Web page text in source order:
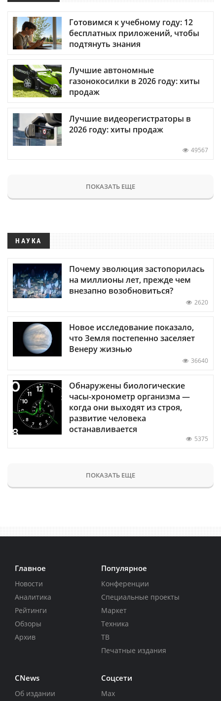
Готовимся к учебному году: 12
бесплатных приложений, чтобы
подтянуть знания
Лучшие автономные
газонокосилки в 2026 году: хиты
продаж
Лучшие видеорегистраторы в
2026 году: хиты продаж
49567
ПОКАЗАТЬ ЕЩЕ
НАУКА
Почему эволюция застопорилась
на миллионы лет, прежде чем
внезапно возобновиться?
2620
Новое исследование показало,
что Земля постепенно заселяет
Венеру жизнью
36640
Обнаружены биологические
часы-хронометр организма —
когда они выходят из строя,
развитие человека
останавливается
5375
ПОКАЗАТЬ ЕЩЕ
Главное
Новости
Аналитика
Рейтинги
Обзоры
Архив
Популярное
Конференции
Специальные проекты
Маркет
Техника
ТВ
Печатные издания
CNews
Об издании
Соцсети
Max